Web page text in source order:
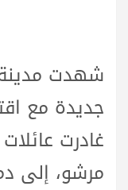
شهدت
جديدة مع
غادرت
مرشو، إلى